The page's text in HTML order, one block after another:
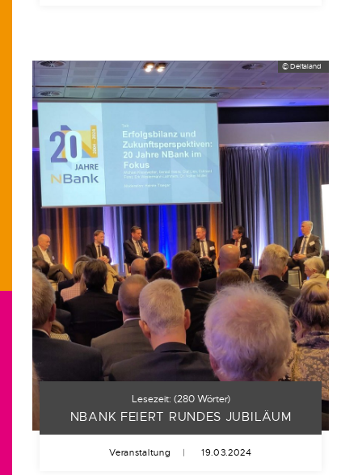
© Deltaland
Lesezeit: (280Wörter)
NBANK FEIERT RUNDES JUBILÄUM
Veranstaltung | 19.03.2024